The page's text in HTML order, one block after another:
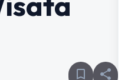
bookmark_border share